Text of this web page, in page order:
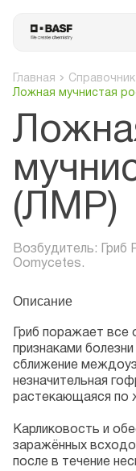
Главная
Ложная мучнистая
(ЛМР)
Возбудитель: Гриб
Oomycetes.
Описание
Гриб поражает все
признаками
сближение
незначительная
растекающаяся по
Карликовость и
заражённых
после в течение